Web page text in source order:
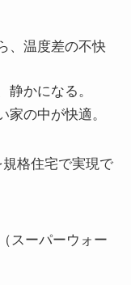
、温度差の不快
静かになる。
家の中が快適。
格住宅で実現で
スーパーウォー